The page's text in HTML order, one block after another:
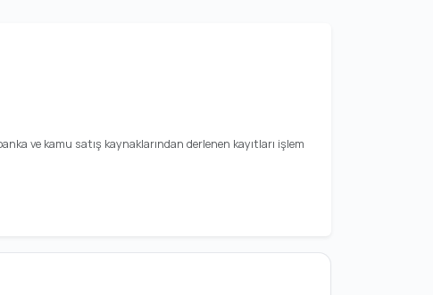
ve kamu satış kaynaklarından derlenen kayıtları işlem